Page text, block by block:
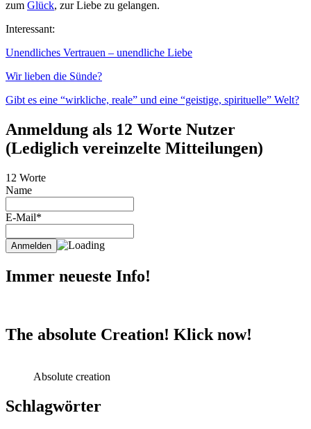
zum Glück, zur Liebe zu gelangen.
Interessant:
Unendliches Vertrauen – unendliche Liebe
Wir lieben die Sünde?
Gibt es eine “wirkliche, reale” und eine “geistige, spirituelle” Welt?
Anmeldung als 12 Worte Nutzer
(Lediglich vereinzelte Mitteilungen)
12 Worte
Name
E-Mail*
Immer neueste Info!
The absolute Creation! Klick now!
Absolute creation
Schlagwörter